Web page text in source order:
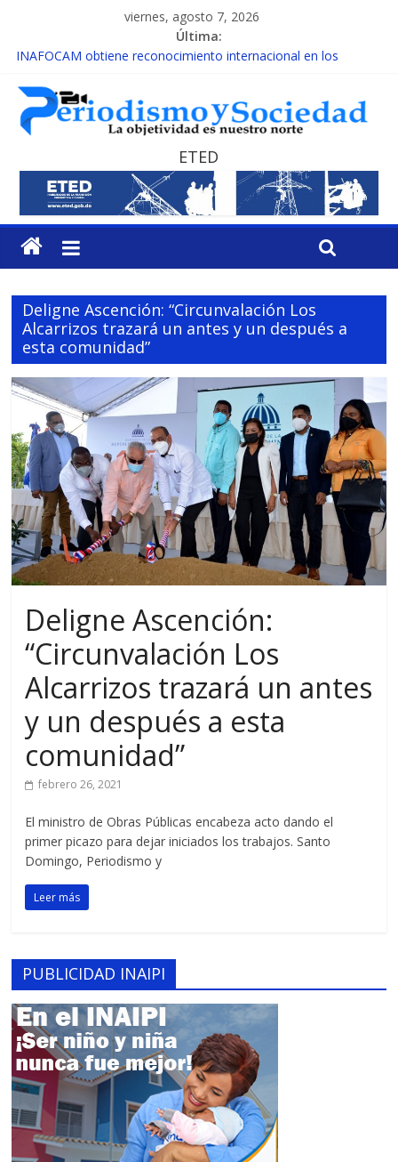
viernes, agosto 7, 2026
Última:
INAFOCAM obtiene reconocimiento internacional en los
15 de febrero de cada año es Día Nacional de la lucha contra el
cáncer infantil
EL ENFOQUE UNILATERAL DE LA COALICIÓN
MESCyT y Universidad Albizu apoyarán rehabilitación de
reclusos
MESCyT presenta calendario de Consulta Nacional por la
Educación
ETED
Deligne Ascención: “Circunvalación Los
Alcarrizos trazará un antes y un después a
esta comunidad”
Deligne Ascención:
“Circunvalación Los
Alcarrizos trazará un antes
y un después a esta
comunidad”
febrero 26, 2021
El ministro de Obras Públicas encabeza acto dando el
primer picazo para dejar iniciados los trabajos. Santo
Domingo, Periodismo y
Leer más
PUBLICIDAD INAIPI